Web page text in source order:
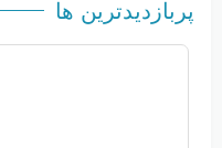
پربازدیدترین ها